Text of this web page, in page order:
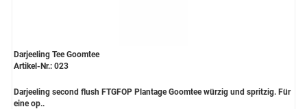
Darjeeling Tee Goomtee
Artikel-Nr.: 023
Darjeeling second flush FTGFOP Plantage Goomtee würzig und spritzig. Für
eine op..